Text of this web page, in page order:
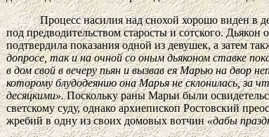
Процесс насилия над снохой хорошо виден в
под предводительством старосты и сотского.
подтвердила показания одной из девушек, а затем
допросе, так и на очной со оным дьяконом ставке
в дом свой в вечеру пьян и вызвав ея Марью на двор
которому блудодеянию она Марья не склонилась, за
десяцкими».Поскольку раны Марьи были
светскому суду, однако архиепископ Ростовский
жребий в одну из своих домовых вотчин«дабы